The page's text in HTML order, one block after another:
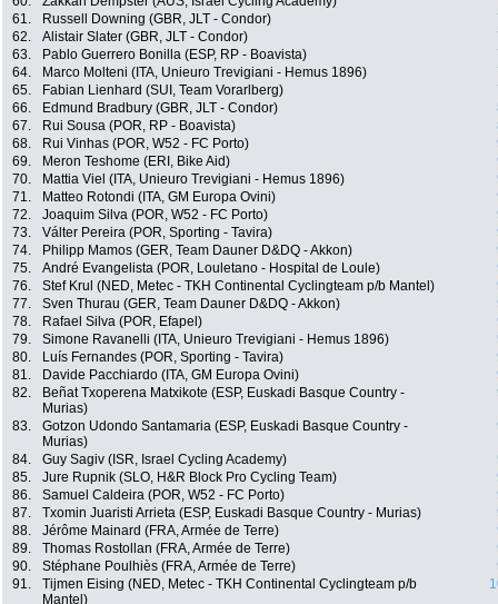
61.
Russell Downing (GBR, JLT - Condor)
62.
Alistair Slater (GBR, JLT - Condor)
63.
Pablo Guerrero Bonilla (ESP, RP - Boavista)
64.
Marco Molteni (ITA, Unieuro Trevigiani - Hemus 1896)
65.
Fabian Lienhard (SUI, Team Vorarlberg)
66.
Edmund Bradbury (GBR, JLT - Condor)
67.
Rui Sousa (POR, RP - Boavista)
68.
Rui Vinhas (POR, W52 - FC Porto)
69.
Meron Teshome (ERI, Bike Aid)
70.
Mattia Viel (ITA, Unieuro Trevigiani - Hemus 1896)
71.
Matteo Rotondi (ITA, GM Europa Ovini)
72.
Joaquim Silva (POR, W52 - FC Porto)
73.
Válter Pereira (POR, Sporting - Tavira)
74.
Philipp Mamos (GER, Team Dauner D&DQ - Akkon)
75.
André Evangelista (POR, Louletano - Hospital de Loule)
76.
Stef Krul (NED, Metec - TKH Continental Cyclingteam p/b Mantel)
77.
Sven Thurau (GER, Team Dauner D&DQ - Akkon)
78.
Rafael Silva (POR, Efapel)
79.
Simone Ravanelli (ITA, Unieuro Trevigiani - Hemus 1896)
80.
Luís Fernandes (POR, Sporting - Tavira)
81.
Davide Pacchiardo (ITA, GM Europa Ovini)
82.
Beñat Txoperena Matxikote (ESP, Euskadi Basque Country -
Murias)
83.
Gotzon Udondo Santamaria (ESP, Euskadi Basque Country -
Murias)
84. Guy Sagiv (ISR, Israel Cycling Academy)
85.
Jure Rupnik (SLO, H&R Block Pro Cycling Team)
86.
Samuel Caldeira (POR, W52 - FC Porto)
87.
Txomin Juaristi Arrieta (ESP, Euskadi Basque Country - Murias)
88.
Jérôme Mainard (FRA, Armée de Terre)
89.
Thomas Rostollan (FRA, Armée de Terre)
90.
Stéphane Poulhiès (FRA, Armée de Terre)
91.
Tijmen Eising (NED, Metec - TKH Continental Cyclingteam p/b
Mantel)